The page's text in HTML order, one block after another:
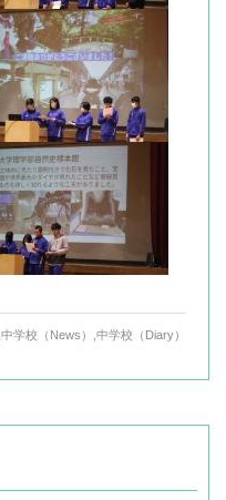
中学校（News） 中学校（Diary）